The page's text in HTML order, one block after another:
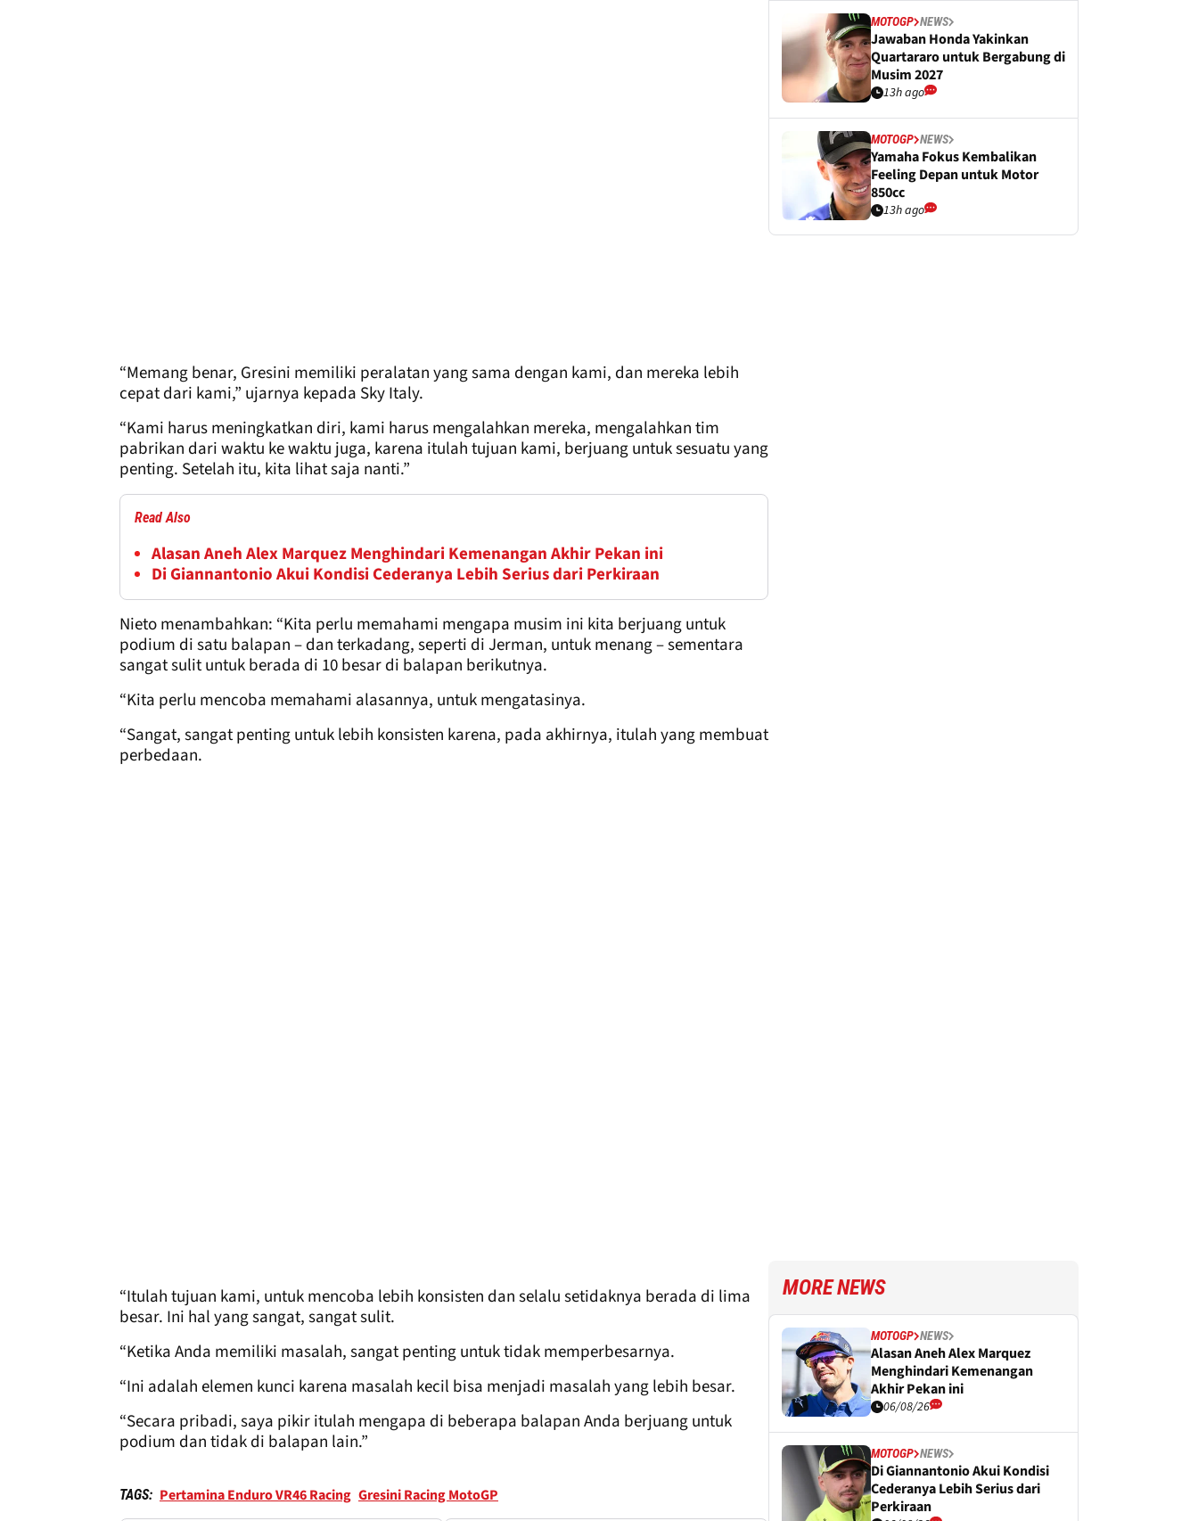
“Memang benar, Gresini memiliki peralatan yang sama dengan kami, dan mereka lebih
cepat dari kami,” ujarnya kepada Sky Italy.
“Kami harus meningkatkan diri, kami harus mengalahkan mereka, mengalahkan tim
pabrikan dari waktu ke waktu juga, karena itulah tujuan kami, berjuang untuk sesuatu yang
penting. Setelah itu, kita lihat saja nanti.”
Read Also
Alasan Aneh Alex Marquez Menghindari Kemenangan Akhir Pekan ini
Di Giannantonio Akui Kondisi Cederanya Lebih Serius dari Perkiraan
Nieto menambahkan: “Kita perlu memahami mengapa musim ini kita berjuang untuk
podium di satu balapan – dan terkadang, seperti di Jerman, untuk menang – sementara
sangat sulit untuk berada di 10 besar di balapan berikutnya.
“Kita perlu mencoba memahami alasannya, untuk mengatasinya.
“Sangat, sangat penting untuk lebih konsisten karena, pada akhirnya, itulah yang membuat
perbedaan.
“Itulah tujuan kami, untuk mencoba lebih konsisten dan selalu setidaknya berada di lima
besar. Ini hal yang sangat, sangat sulit.
“Ketika Anda memiliki masalah, sangat penting untuk tidak memperbesarnya.
“Ini adalah elemen kunci karena masalah kecil bisa menjadi masalah yang lebih besar.
“Secara pribadi, saya pikir itulah mengapa di beberapa balapan Anda berjuang untuk
podium dan tidak di balapan lain.”
TAGS: Pertamina Enduro VR46 Racing Gresini Racing MotoGP
MOTOGP NEWS
Jawaban Honda Yakinkan
Quartararo untuk Bergabung di
Musim 2027
13h ago
MOTOGP NEWS
Yamaha Fokus Kembalikan
Feeling Depan untuk Motor
850cc
13h ago
MORE NEWS
MOTOGP NEWS
Alasan Aneh Alex Marquez
Menghindari Kemenangan
Akhir Pekan ini
06/08/26
MOTOGP NEWS
Di Giannantonio Akui Kondisi
Cederanya Lebih Serius dari
Perkiraan